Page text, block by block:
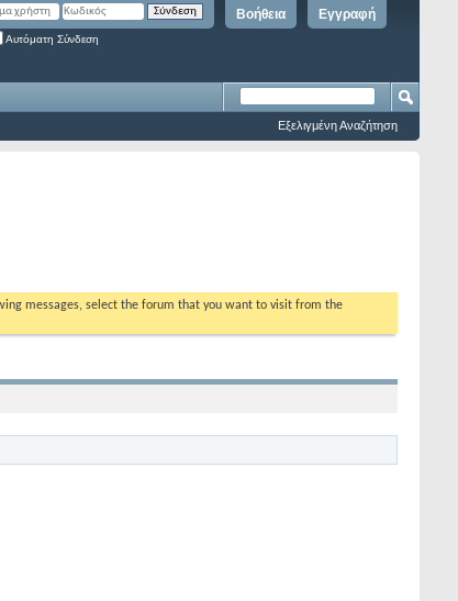
Εγγραφή
Βοήθεια
Αυτόματη Σύνδεση
Εξελιγμένη Αναζήτηση
messages, select the forum that you want to visit from the